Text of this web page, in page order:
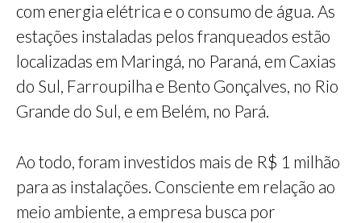
com energia elétrica e o consumo de água. As
estações instaladas pelos franqueados estão
localizadas em Maringá, no Paraná, em Caxias
do Sul, Farroupilha e Bento Gonçalves, no Rio
Grande do Sul, e em Belém, no Pará.
Ao todo, foram investidos mais de R$ 1 milhão
para as instalações. Consciente em relação ao
meio ambiente, a empresa busca por